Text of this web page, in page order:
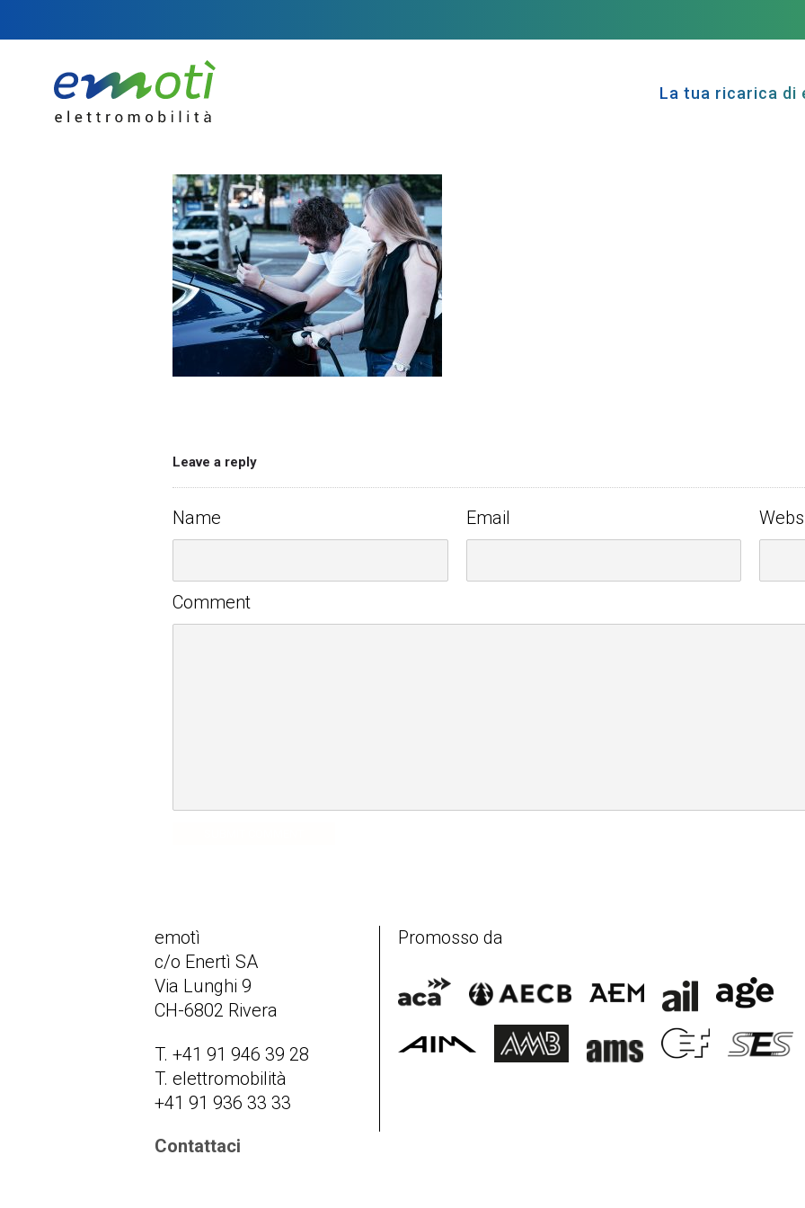
La tua ricarica di
Leave a reply
Name Email
Comment
emotì
c/o Enertì SA
Via Lunghi 9
CH-6802 Rivera
T. +41 91 946 39 28
T. elettromobilità
+41 91 936 33 33
Contattaci
Promosso da